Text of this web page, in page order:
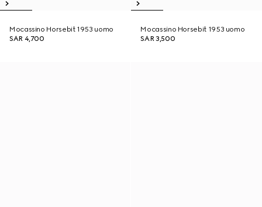
Mocassino Horsebit 1953 uomo
SAR 4,700
Mocassino Horsebit 1953 uomo
SAR 3,500